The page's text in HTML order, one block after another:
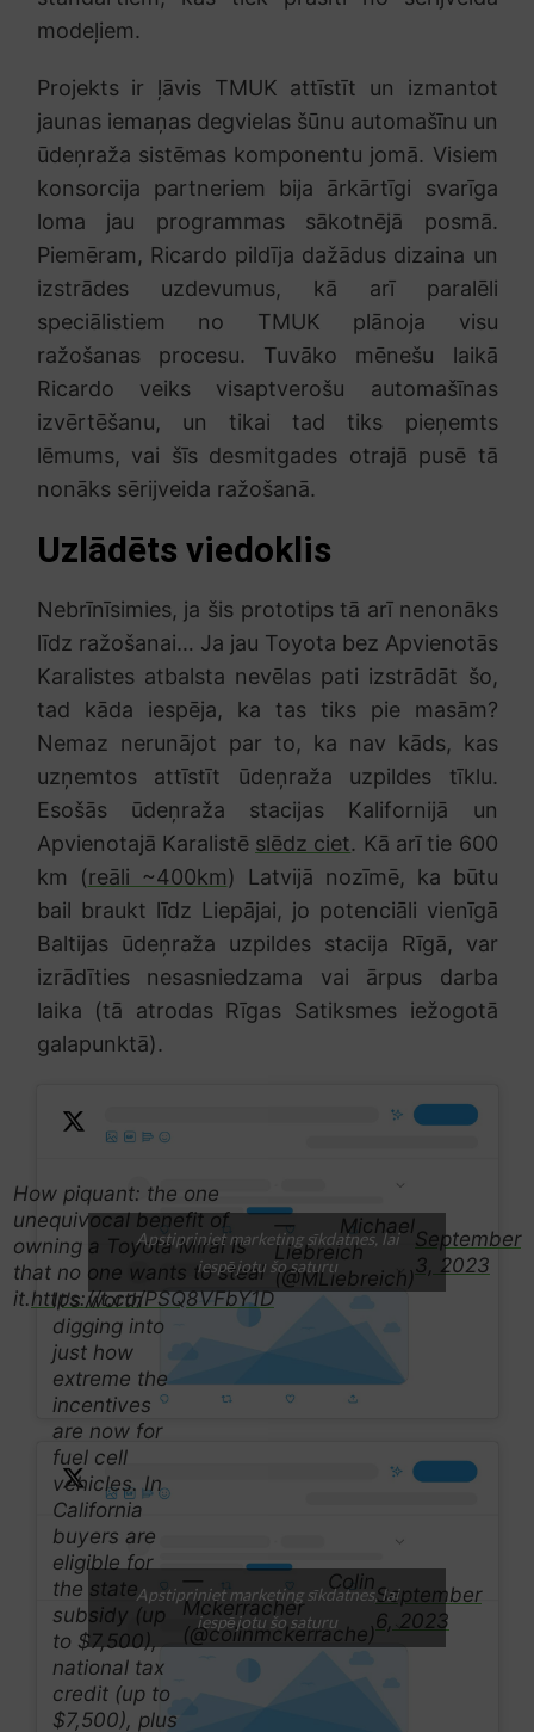
modeļiem.
Projekts ir ļāvis TMUK attīstīt un izmantot
jaunas iemaņas degvielas šūnu automašīnu un
ūdeņraža sistēmas komponentu jomā. Visiem
konsorcija partneriem bija ārkārtīgi svarīga
loma jau programmas sākotnējā posmā.
Piemēram, Ricardo pildīja dažādus dizaina un
izstrādes uzdevumus, kā arī paralēli
speciālistiem no TMUK plānoja visu
ražošanas procesu. Tuvāko mēnešu laikā
Ricardo veiks visaptverošu automašīnas
izvērtēšanu, un tikai tad tiks pieņemts
lēmums, vai šīs desmitgades otrajā pusē tā
nonāks sērijveida ražošanā.
Uzlādēts viedoklis
Nebrīnīsimies, ja šis prototips tā arī nenonāks
līdz ražošanai… Ja jau Toyota bez Apvienotās
Karalistes atbalsta nevēlas pati izstrādāt šo,
tad kāda iespēja, ka tas tiks pie masām?
Nemaz nerunājot par to, ka nav kāds, kas
uzņemtos attīstīt ūdeņraža uzpildes tīklu.
Esošās ūdeņraža stacijas Kalifornijā un
Apvienotajā Karalistē slēdz ciet. Kā arī tie 600
km (reāli ~400km) Latvijā nozīmē, ka būtu
bail braukt līdz Liepājai, jo potenciāli vienīgā
Baltijas ūdeņraža uzpildes stacija Rīgā, var
izrādīties nesasniedzama vai ārpus darba
laika (tā atrodas Rīgas Satiksmes iežogotā
galapunktā).
How piquant: the one
unequivocal benefit of
owning a Toyota Mirai is
that no one wants to steal
it.https://t.co/PSQ8VFbY1D
— Michael
Liebreich
(@MLiebreich)
September
3, 2023
Apstipriniet marketing sīkdatnes, lai
iespējotu šo saturu
It's worth
digging into
just how
extreme the
incentives
are now for
fuel cell
vehicles. In
California
buyers are
eligible for
the state
subsidy (up
to $7,500),
national tax
credit (up to
$7,500), plus
— Colin
Mckerracher
(@colinmckerrache)
September
6, 2023
Apstipriniet marketing sīkdatnes, lai
iespējotu šo saturu